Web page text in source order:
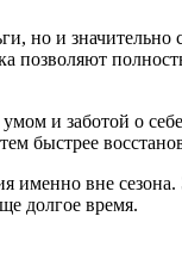
но и
и заботой о
быстрее
вне
долгое время.